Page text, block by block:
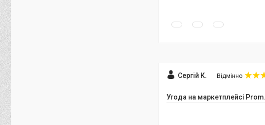
Сергій К. Відмінно
Угода на маркетплейсі